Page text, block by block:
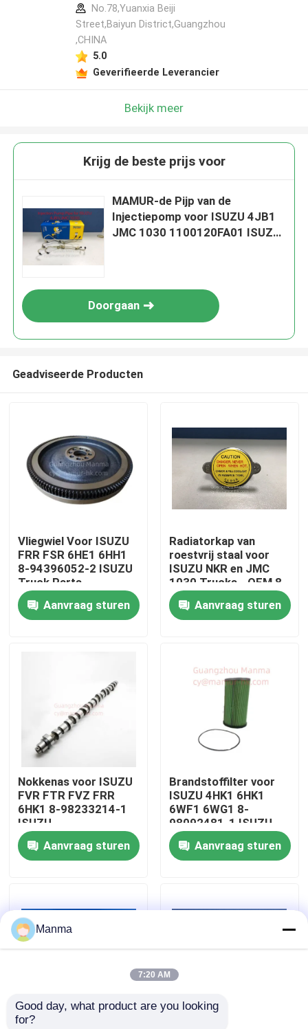
Ongeveer ons
Fabrieksreis
Kwaliteitscontrole
Contacteer ons
Vrachtwagen Autodeel
Isuzu Engine Parts
No.78,Yuanxia Beiji
Street,Baiyun District,Guangzhou
,CHINA
5.0
Geverifieerde Leverancier
Bekijk meer
Krijg de beste prijs voor
MAMUR-de Pijp van de
Injectiepomp voor ISUZU 4JB1
JMC 1030 1100120FA01 ISUZU
Doorgaan
Geadviseerde Producten
Vliegwiel Voor ISUZU
FRR FSR 6HE1 6HH1
8-94396052-2 ISUZU
Truck Parts
Aanvraag sturen
Radiatorkap van
roestvrij staal voor
ISUZU NKR en JMC
1030 Trucks - OEM 8-
94116916-1
Aanvraag sturen
Nokkenas voor ISUZU
FVR FTR FVZ FRR
6HK1 8-98233214-1
ISUZU
Truckonderdelen
Aanvraag sturen
Brandstoffilter voor
ISUZU 4HK1 6HK1
6WF1 6WG1 8-
98092481-1 ISUZU
Truck Parts
Aanvraag sturen
MAMUR merk
Manma
7:20 AM
Good day, what product are you looking
for?